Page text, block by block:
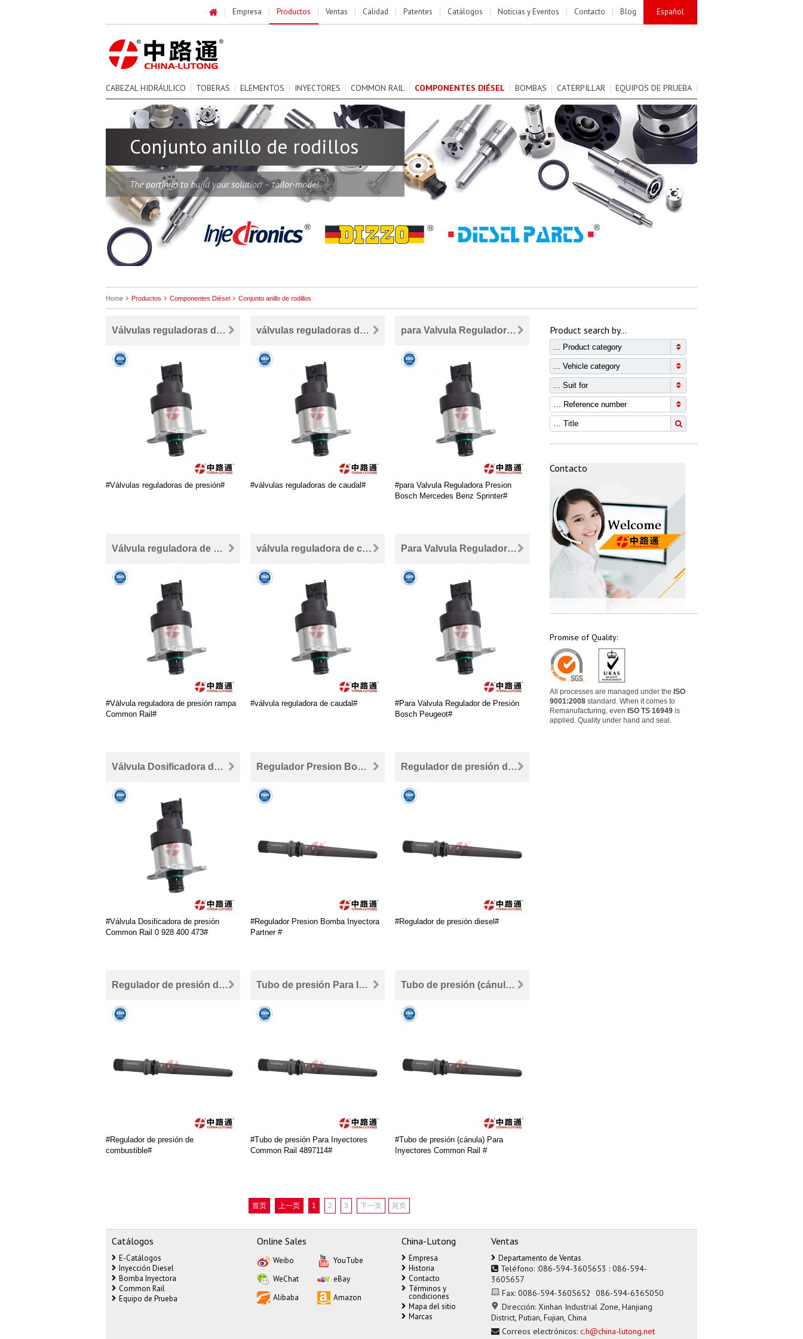
Conjunto anillo de rodillos
The portfolio to build your solution – tailor-made!
Home Productos Componentes Diésel Conjunto anillo de rodillos
Válvulas reguladoras de presión
#Válvulas reguladoras de presión#
válvulas reguladoras de caudal
#válvulas reguladoras de caudal#
para Valvula Reguladora Presion Bosch Mercedes Benz Sprinter
#para Valvula Reguladora Presion
Bosch Mercedes Benz Sprinter#
Válvula reguladora de presión rampa Common Rail
#Válvula reguladora de presión rampa
Common Rail#
válvula reguladora de caudal
#válvula reguladora de caudal#
Para Valvula Regulador de Presión Bosch Peugeot 0 928 400 473
#Para Valvula Regulador de Presión
Bosch Peugeot#
Válvula Dosificadora de presión Common Rail 0 928 400 473
#Válvula Dosificadora de presión
Common Rail 0 928 400 473#
Regulador Presion Bomba Inyectora Partner
#Regulador Presion Bomba Inyectora
Partner #
Regulador de presión diesel
#Regulador de presión diesel#
Regulador de presión de combustible
#Regulador de presión de
combustible#
Tubo de presión Para Inyectores Common Rail 4897114
#Tubo de presión Para Inyectores
Common Rail 4897114#
Tubo de presión (cánula) Para Inyectores Common Rail
#Tubo de presión (cánula) Para
Inyectores Common Rail #
首页 上一页 1 2 3 下一页 尾页
Product search by…
… Product category
… Vehicle category
… Suit for
Contacto
Promise of Quality:
All processes are managed under the ISO
9001:2008standard. When it comes to
Remanufacturing, even ISO TS 16949is
applied. Quality under hand and seal.
Empresa Productos Ventas Calidad Patentes Catálogos Noticias y Eventos Contacto Blog Español
CABEZAL HIDRÁULICO TOBERAS ELEMENTOS INYECTORES COMMON RAIL COMPONENTES DIÉSEL BOMBAS CATERPILLAR EQUIPOS DE PRUEBA
Catálogos
E-Catálogos
Inyección Diesel
Bomba Inyectora
Common Rail
Equipo de Prueba
Online Sales
Weibo
YouTube
WeChat
eBay
Alibaba
Amazon
China-Lutong
Empresa
Historia
Contacto
Términos y
condiciones
Mapa del sitio
Marcas
Ventas
Departamento de Ventas
Teléfono: :086-594-3605653 : 086-594-
3605657
Fax: 0086-594-3605652 086-594-6365050
Dirección: Xinhan Industrial Zone, Hanjiang
District, Putian, Fujian, China
Correos electrónicos: c.h@china-lutong.net